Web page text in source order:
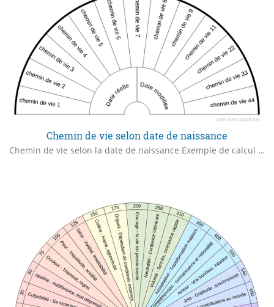
Chemin de vie selon date de naissance
Chemin de vie selon la date de naissance Exemple de calcul : 21/12/1977 = 2+1+1+2+1+9+7+7 = 30 = 3+0 = chemin de vie 3